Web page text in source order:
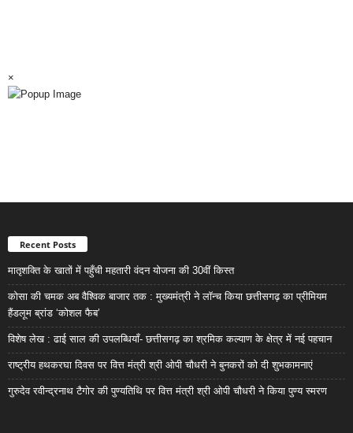
×
Recent Posts
मातृशक्ति के खातों में पहुँची महतारी वंदन योजना की 30वीं किस्त
कोसा की चमक अब वैश्विक बाजार तक : मुख्यमंत्री ने लॉन्च किया छत्तीसगढ़ का प्रीमियम
हैंडलूम ब्रांड ‘कोशल फैब’
विशेष लेख : ढाई साल की उपलब्धियाँ- छत्तीसगढ़ का श्रमिक कल्याण के क्षेत्र में नई पहचान
राष्ट्रीय हथकरघा दिवस पर वित्त मंत्री श्री ओपी चौधरी ने बुनकरों को दी शुभकामनाएं
गुरुदेव रवीन्द्रनाथ टैगोर की पुण्यतिथि पर वित्त मंत्री श्री ओपी चौधरी ने किया पुण्य स्मरण